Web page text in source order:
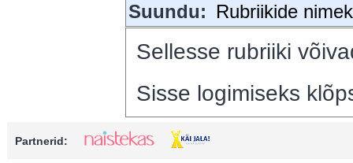
Suundu: Rubriikide
Sellesse rubriiki
Sisse logimiseks